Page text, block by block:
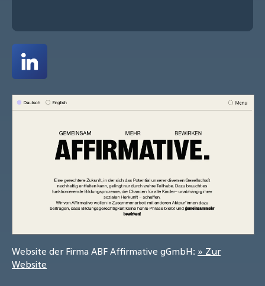
Website der Firma ABF Affirmative gGmbH: » Zur
Website